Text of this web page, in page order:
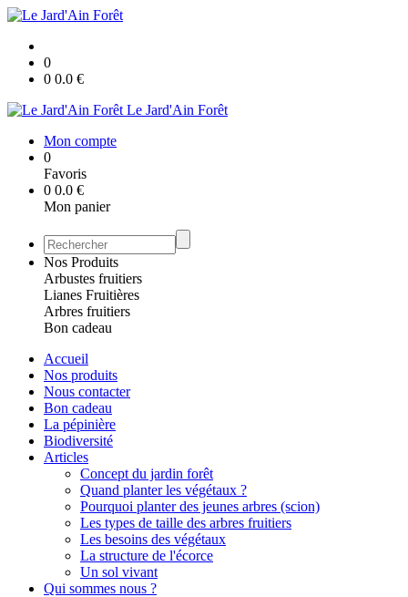
0
0 0.0 €
Le Jard'Ain Forêt
Mon compte
0
Favoris
0 0.0 €
Mon panier
Nos Produits
Arbustes fruitiers
Lianes Fruitières
Arbres fruitiers
Bon cadeau
Accueil
Nos produits
Nous contacter
Bon cadeau
La pépinière
Biodiversité
Articles
Concept du jardin forêt
Quand planter les végétaux ?
Pourquoi planter des jeunes arbres (scion)
Les types de taille des arbres fruitiers
Les besoins des végétaux
La structure de l'écorce
Un sol vivant
Qui sommes nous ?